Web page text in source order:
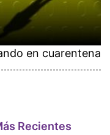
en cuarentena
Recientes